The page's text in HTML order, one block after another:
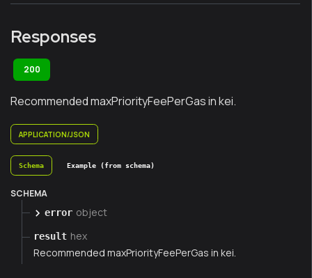
Responses
200
Recommended maxPriorityFeePerGas in kei.
APPLICATION/JSON
Schema Example (from schema)
SCHEMA
error object
result hex
Recommended maxPriorityFeePerGas in kei.